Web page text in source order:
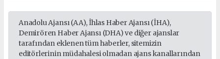
Anadolu Ajansı (AA), İhlas Haber Ajansı (İHA),
Demirören Haber Ajansı (DHA) ve diğer ajanslar
tarafından eklenen tüm haberler, sitemizin
editörlerinin müdahalesi olmadan ajans kanallarından